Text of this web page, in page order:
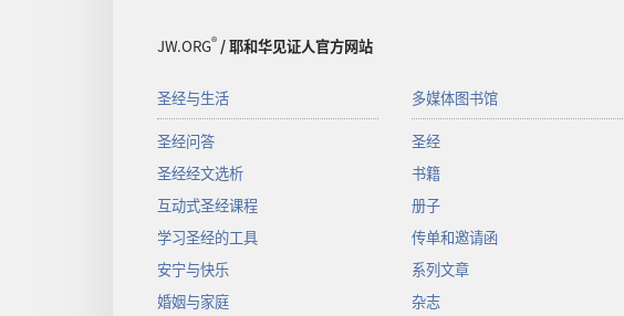
JW.ORG®/ 耶和华见证人官方网站
圣经与生活
圣经问答
圣经经文选析
互动式圣经课程
学习圣经的工具
安宁与快乐
婚姻与家庭
多媒体图书馆
圣经
书籍
册子
传单和邀请函
系列文章
杂志